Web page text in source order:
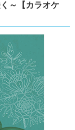
～【カラオケ